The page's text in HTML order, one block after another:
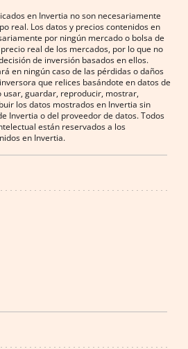
en Invertia no son necesariamente
real. Los datos y precios contenidos en
por ningún mercado o bolsa de
real de los mercados, por lo que no
de inversión basados en ellos.
en ningún caso de las pérdidas o daños
que relices basándote en datos de
usar, guardar, reproducir, mostrar,
los datos mostrados en Invertia sin
Invertia o del proveedor de datos. Todos
están reservados a los
en Invertia.